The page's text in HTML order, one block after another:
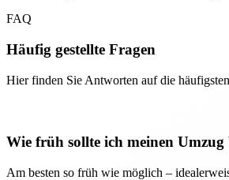
FAQ
Häufig gestellte Fragen
Hier finden Sie Antworten auf die
Wie früh sollte ich meinen Umzug
Am besten so früh wie möglich –